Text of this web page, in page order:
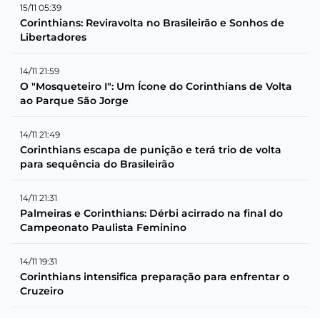
15/11 05:39
Corinthians: Reviravolta no Brasileirão e Sonhos de
Libertadores
14/11 21:59
O "Mosqueteiro I": Um Ícone do Corinthians de Volta
ao Parque São Jorge
14/11 21:49
Corinthians escapa de punição e terá trio de volta
para sequência do Brasileirão
14/11 21:31
Palmeiras e Corinthians: Dérbi acirrado na final do
Campeonato Paulista Feminino
14/11 19:31
Corinthians intensifica preparação para enfrentar o
Cruzeiro